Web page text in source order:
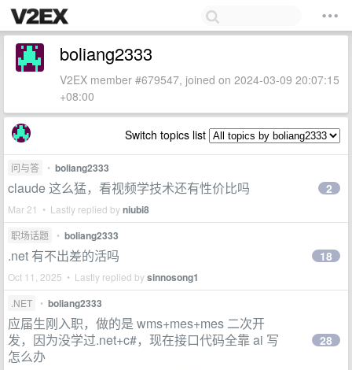
boliang2333
V2EX member #679547, joined on 2024-03-09 20:07:15
+08:00
Switch topics list
问与答 • boliang2333
claude 这么猛，看视频学技术还有性价比吗
Mar 21 • Lastly replied byniubi8
2
职场话题 • boliang2333
.net 有不出差的活吗
Oct 11, 2025 • Lastly replied bysinnosong1
18
.NET • boliang2333
应届生刚入职，做的是 wms+mes+mes 二次开
发，因为没学过.net+c#，现在接口代码全靠 ai 写
怎么办
28